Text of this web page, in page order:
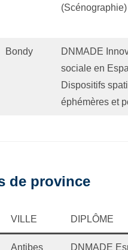
(Scénographie)
Bondy
DNMADE
sociale en
Dispositifs
éphémères et
de province
VILLE DIPLÔME
Antibes DNMADE